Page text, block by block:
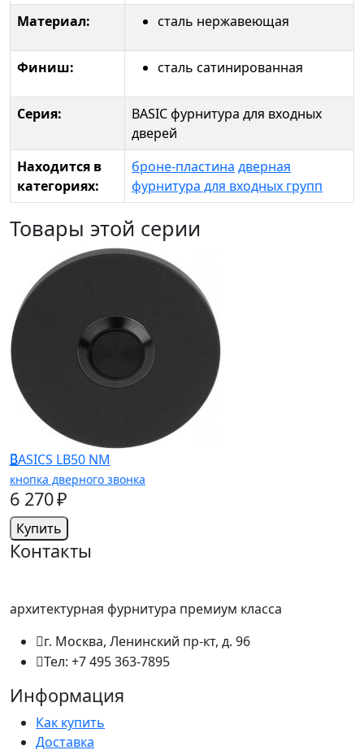
Материал: сталь нержавеющая
Финиш: сталь сатинированная
Серия:
BASIC фурнитура для входных
дверей
Находится в
категориях:
броне-пластина дверная
фурнитура для входных групп
Товары этой серии
BASICS LB50 NM
кнопка дверного звонка
6 270 ₽
Купить
Контакты
архитектурная фурнитура премиум класса
г. Москва, Ленинский пр-кт, д. 96
Тел: +7 495 363-7895
Информация
Как купить
Доставка